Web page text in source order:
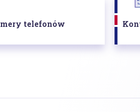
telefonów